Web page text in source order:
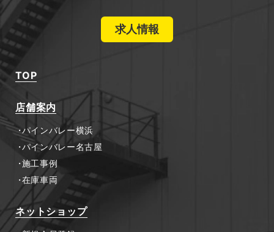
求人情報
TOP
店舗案内
パインバレー横浜
パインバレー名古屋
施工事例
在庫車両
ネットショップ